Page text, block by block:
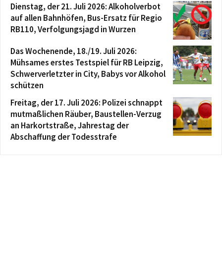
Dienstag, der 21. Juli 2026: Alkoholverbot
auf allen Bahnhöfen, Bus-Ersatz für Regio
RB110, Verfolgungsjagd in Wurzen
Das Wochenende, 18./19. Juli 2026:
Mühsames erstes Testspiel für RB Leipzig,
Schwerverletzter in City, Babys vor Alkohol
schützen
Freitag, der 17. Juli 2026: Polizei schnappt
mutmaßlichen Räuber, Baustellen-Verzug
an Harkortstraße, Jahrestag der
Abschaffung der Todesstrafe